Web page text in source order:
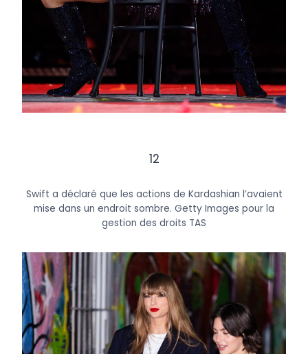
12
Swift a déclaré que les actions de Kardashian l’avaient
mise dans un endroit sombre. Getty Images pour la
gestion des droits TAS